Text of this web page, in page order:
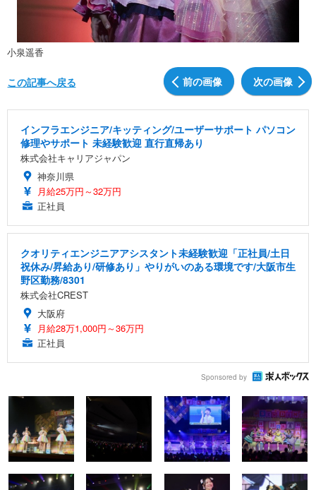
小泉遥香
前の画像 次の画像
この記事へ戻る
インフラエンジニア/キッティング/ユーザーサポート パソコン
修理やサポート 未経験歓迎 直行直帰あり
株式会社キャリアジャパン
神奈川県
月給25万円～32万円
正社員
クオリティエンジニアアシスタント未経験歓迎「正社員/土日
祝休み/昇給あり/研修あり」やりがいのある環境です/大阪市生
野区勤務/8301
株式会社CREST
大阪府
月給28万1,000円～36万円
正社員
Sponsored by